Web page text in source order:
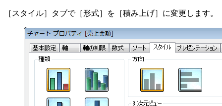
［スタイル］タブで［形式］を［積み上げ］に変更します。